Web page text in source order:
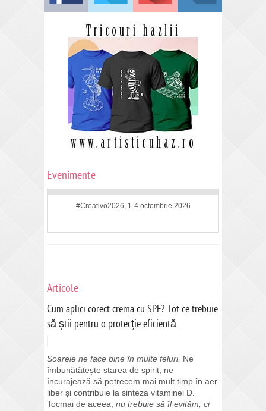
Evenimente
#Creativo2026, 1-4 octombrie 2026
Articole
Cum aplici corect crema cu SPF? Tot ce trebuie
să știi pentru o protecție eficientă
Soarele ne face bine în multe feluri. Ne
îmbunătățește starea de spirit, ne
încurajează să petrecem mai mult timp în aer
liber și contribuie la sinteza vitaminei D.
Tocmai de aceea, nu trebuie să îl evităm, ci